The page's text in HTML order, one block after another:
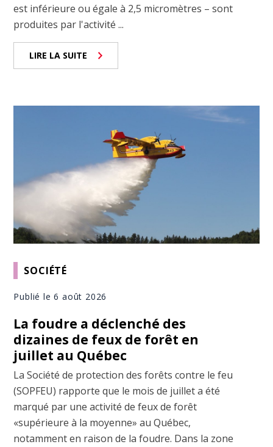
est inférieure ou égale à 2,5 micromètres – sont
produites par l'activité ...
LIRE LA SUITE
SOCIÉTÉ
Publié le 6 août 2026
La foudre a déclenché des
dizaines de feux de forêt en
juillet au Québec
La Société de protection des forêts contre le feu
(SOPFEU) rapporte que le mois de juillet a été
marqué par une activité de feux de forêt
«supérieure à la moyenne» au Québec,
notamment en raison de la foudre. Dans la zone